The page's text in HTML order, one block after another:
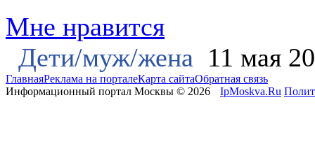
Мне нравится
Дети/муж/жена 11 мая
ГлавнаяРеклама на порталеКарта сайтаОбратная связь
Информационный портал Москвы © 2026
IpMoskva.Ru